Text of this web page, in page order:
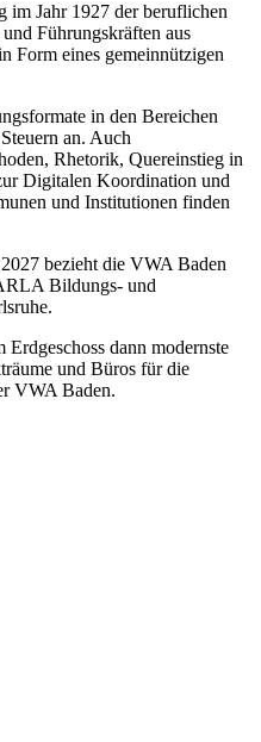
im Jahr 1927 der beruflichen
Führungskräften aus
Form eines gemeinnützigen
in den Bereichen
an. Auch
Rhetorik, Quereinstieg in
Digitalen Koordination und
und Institutionen finden
bezieht die VWA Baden
Bildungs- und
dann modernste
und Büros für die
VWA Baden.